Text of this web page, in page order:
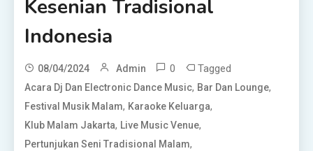
Kesenian Tradisional
Indonesia
08/04/2024 Admin 0 Tagged
Acara Dj Dan Electronic Dance Music, Bar Dan Lounge,
Festival Musik Malam, Karaoke Keluarga,
Klub Malam Jakarta, Live Music Venue,
Pertunjukan Seni Tradisional Malam,